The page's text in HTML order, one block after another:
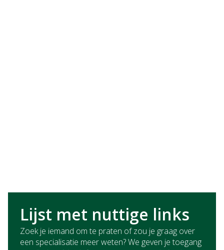
Lijst met nuttige links
Zoek je iemand om te praten of zou je graag over
een specialisatie meer weten? We geven je toegang